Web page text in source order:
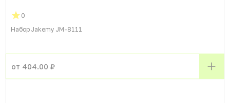
0
Набор Jakemy JM-8111
от 404.00 ₽